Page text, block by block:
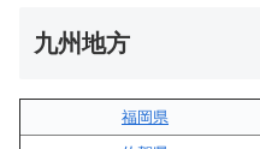
九州地方
福岡県